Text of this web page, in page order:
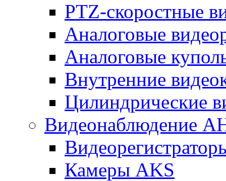
PTZ-скоростные
Аналоговые
Аналоговые
Внутренние
Цилиндрические
Видеонаблюдение
Камеры AKS